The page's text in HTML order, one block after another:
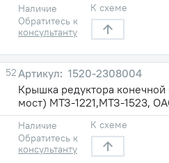
Наличие
Обратитесь к
консультанту
К схеме
52
1520-2308004
Крышка редуктора
мост) МТЗ-1221,МТЗ-1523,
Наличие
Обратитесь к
консультанту
К схеме